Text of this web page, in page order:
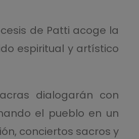
de Patti acoge la
espiritual y artístico
dialogarán con
el pueblo en un
conciertos sacros y